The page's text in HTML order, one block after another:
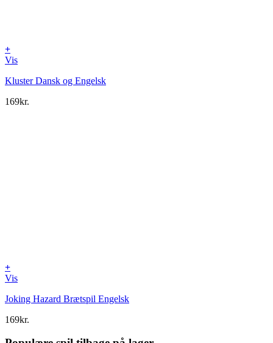
+
Vis
Kluster Dansk og Engelsk
169kr.
+
Vis
Joking Hazard Brætspil Engelsk
169kr.